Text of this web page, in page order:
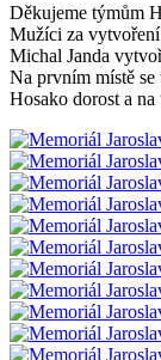
Děkujeme týmům
Mužíci za vytvoření
Michal Janda
Na prvním místě
Hosako dorost a